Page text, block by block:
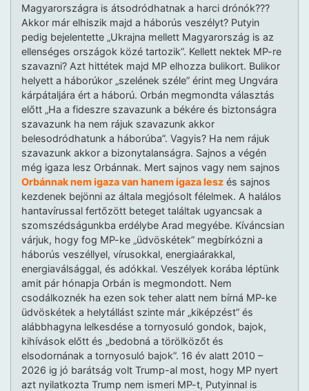
Magyarországra is átsodródhatnak a harci drónók???
Akkor már elhiszik majd a háborús veszélyt? Putyin
pedig bejelentette „Ukrajna mellett Magyarország is az
ellenséges országok közé tartozik”. Kellett nektek MP-re
szavazni? Azt hittétek majd MP elhozza bulikort. Bulikor
helyett a háborúkor „szelének széle” érint meg Ungvára
kárpátaljára ért a háború. Orbán megmondta választás
előtt „Ha a fideszre szavazunk a békére és biztonságra
szavazunk ha nem rájuk szavazunk akkor
belesodródhatunk a háborúba”. Vagyis? Ha nem rájuk
szavazunk akkor a bizonytalanságra. Sajnos a végén
még igaza lesz Orbánnak. Mert sajnos vagy nem sajnos
Orbánnak nem igaza van hanem igaza lesz és sajnos
kezdenek bejönni az általa megjósolt félelmek. A halálos
hantavírussal fertőzött beteget találtak ugyancsak a
szomszédságunkba erdélybe Arad megyébe. Kíváncsian
várjuk, hogy fog MP-ke „üdvöskétek” megbírkózni a
háborús veszéllyel, vírusokkal, energiaárakkal,
energiaválsággal, és adókkal. Veszélyek korába léptünk
amit pár hónapja Orbán is megmondott. Nem
csodálkoznék ha ezen sok teher alatt nem bírná MP-ke
üdvöskétek a helytállást szinte már „kiképzést” és
alábbhagyna lelkesdése a tornyosuló gondok, bajok,
kihívások előtt és „bedobná a törölközőt és
elsodornának a tornyosuló bajok”. 16 év alatt 2010 –
2026 ig jó barátság volt Trump-al most, hogy MP nyert
azt nyilatkozta Trump nem ismeri MP-t, Putyinnal is